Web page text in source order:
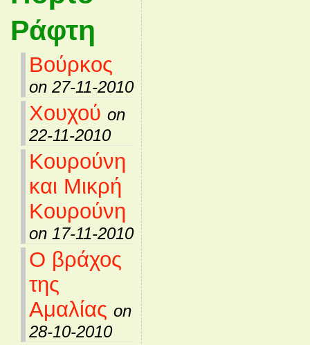
Ράφτη
Βούρκος
on 27-11-2010
Χουχού on
22-11-2010
Κουρούνη
και Μικρή
Κουρούνη
on 17-11-2010
Ο βράχος
της
Αμαλίας on
28-10-2010